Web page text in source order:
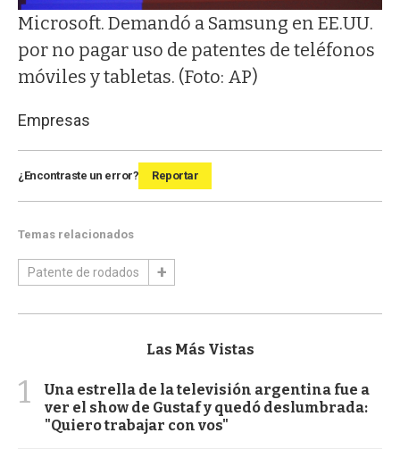
Microsoft. Demandó a Samsung en EE.UU.
por no pagar uso de patentes de teléfonos
móviles y tabletas. (Foto: AP)
Empresas
¿Encontraste un error? Reportar
Temas relacionados
Patente de rodados
Las Más Vistas
1
Una estrella de la televisión argentina fue a
ver el show de Gustaf y quedó deslumbrada:
"Quiero trabajar con vos"